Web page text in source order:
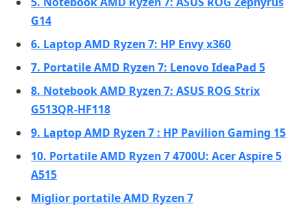
G14
6. Laptop AMD Ryzen 7: HP Envy x360
7. Portatile AMD Ryzen 7: Lenovo IdeaPad 5
8. Notebook AMD Ryzen 7: ASUS ROG Strix
G513QR-HF118
9. Laptop AMD Ryzen 7 : HP Pavilion Gaming 15
10. Portatile AMD Ryzen 7 4700U: Acer Aspire 5
A515
Miglior portatile AMD Ryzen 7